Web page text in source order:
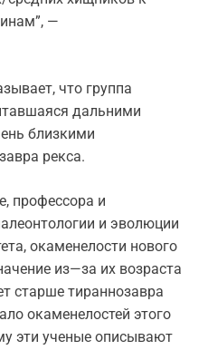
—
что группа
дальними
близкими
рекса.
профессора и
и эволюции
окаменелости нового
из—за их возраста
старше тираннозавра
окаменелостей этого
эти ученые описывают